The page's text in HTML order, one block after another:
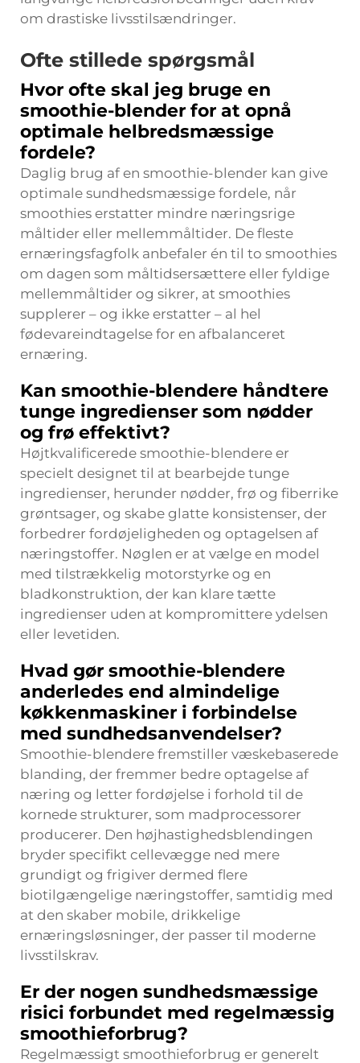
om drastiske livsstilsændringer.
Ofte stillede spørgsmål
Hvor ofte skal jeg bruge en
smoothie-blender for at opnå
optimale helbredsmæssige
fordele?
Daglig brug af en smoothie-blender kan give
optimale sundhedsmæssige fordele, når
smoothies erstatter mindre næringsrige
måltider eller mellemmåltider. De fleste
ernæringsfagfolk anbefaler én til to smoothies
om dagen som måltidsersættere eller fyldige
mellemmåltider og sikrer, at smoothies
supplerer – og ikke erstatter – al hel
fødevareindtagelse for en afbalanceret
ernæring.
Kan smoothie-blendere håndtere
tunge ingredienser som nødder
og frø effektivt?
Højtkvalificerede smoothie-blendere er
specielt designet til at bearbejde tunge
ingredienser, herunder nødder, frø og fiberrike
grøntsager, og skabe glatte konsistenser, der
forbedrer fordøjeligheden og optagelsen af
næringstoffer. Nøglen er at vælge en model
med tilstrækkelig motorstyrke og en
bladkonstruktion, der kan klare tætte
ingredienser uden at kompromittere ydelsen
eller levetiden.
Hvad gør smoothie-blendere
anderledes end almindelige
køkkenmaskiner i forbindelse
med sundhedsanvendelser?
Smoothie-blendere fremstiller væskebaserede
blanding, der fremmer bedre optagelse af
næring og letter fordøjelse i forhold til de
kornede strukturer, som madprocessorer
producerer. Den højhastighedsblendingen
bryder specifikt cellevægge ned mere
grundigt og frigiver dermed flere
biotilgængelige næringstoffer, samtidig med
at den skaber mobile, drikkelige
ernæringsløsninger, der passer til moderne
livsstilskrav.
Er der nogen sundhedsmæssige
risici forbundet med regelmæssig
smoothieforbrug?
Regelmæssigt smoothieforbrug er generelt